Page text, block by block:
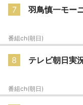
7 羽鳥慎一モ
番組ch(朝日)
8 テレビ朝日実
番組ch(朝日)